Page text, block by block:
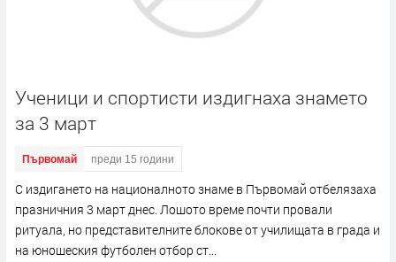
Ученици и спортисти издигнаха знамето
за 3 март
Първомай преди 15 години
С издигането на националното знаме в Първомай отбелязаха
празничния 3 март днес. Лошото време почти провали
ритуала, но представителните блокове от училищата в града и
на юношеския футболен отбор ст...